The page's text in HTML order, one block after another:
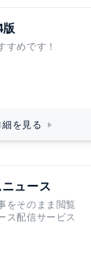
すめです！
細を見る
ュース
をそのまま閲覧
ス配信サービス